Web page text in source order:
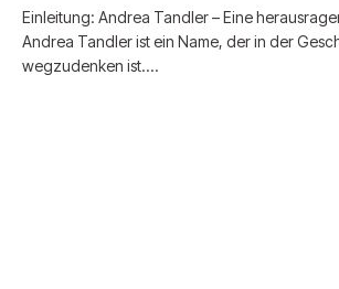
Einleitung: Andrea Tandler – Eine
Andrea Tandler ist ein Name, der in der
wegzudenken ist.…